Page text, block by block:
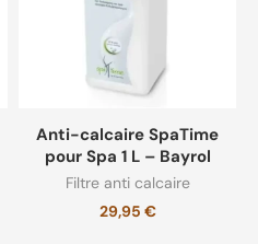
Anti-calcaire SpaTime
pour Spa 1 L – Bayrol
Filtre anti calcaire
29,95 €